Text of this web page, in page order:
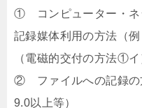
① コンピューター・ネ
記録媒体利用の方法（
（電磁的交付の方法①イ
② ファイルへの記録の
9.0以上等）